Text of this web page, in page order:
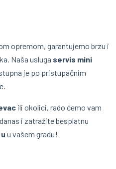
opremom, garantujemo brzu i
Naša usluga servis mini
je po pristupačnim
ili okolici, rado ćemo vam
i zatražite besplatnu
u vašem gradu!